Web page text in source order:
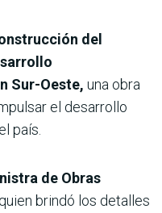
del
Sur-Oeste, una obra
el desarrollo
país.
de Obras
quien brindó los detalles